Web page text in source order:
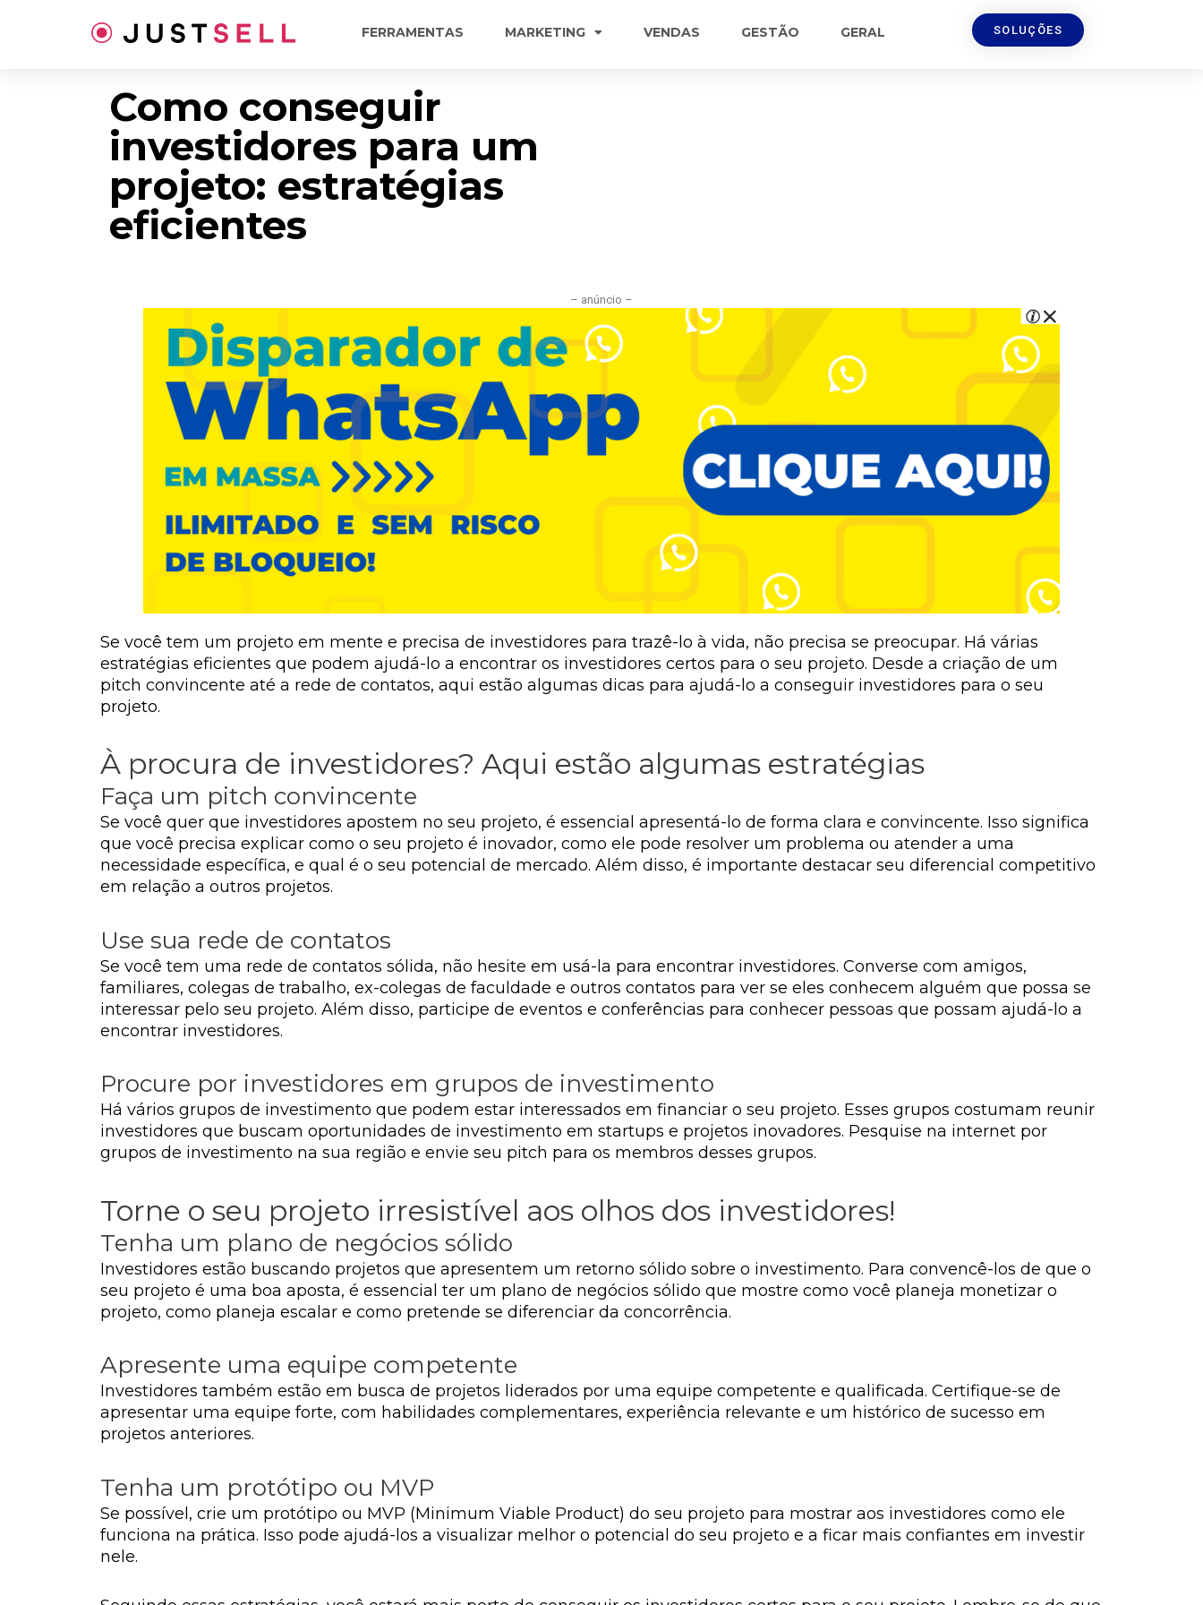
FERRAMENTAS MARKETING VENDAS GESTÃO GERAL SOLUÇÕES
Como conseguir
investidores para um
projeto: estratégias
eficientes
– anúncio –
Se você tem um projeto em mente e precisa de investidores para trazê-lo à vida, não precisa se preocupar. Há várias
estratégias eficientes que podem ajudá-lo a encontrar os investidores certos para o seu projeto. Desde a criação de um
pitch convincente até a rede de contatos, aqui estão algumas dicas para ajudá-lo a conseguir investidores para o seu
projeto.
À procura de investidores? Aqui estão algumas estratégias
Faça um pitch convincente
Se você quer que investidores apostem no seu projeto, é essencial apresentá-lo de forma clara e convincente. Isso significa
que você precisa explicar como o seu projeto é inovador, como ele pode resolver um problema ou atender a uma
necessidade específica, e qual é o seu potencial de mercado. Além disso, é importante destacar seu diferencial competitivo
em relação a outros projetos.
Use sua rede de contatos
Se você tem uma rede de contatos sólida, não hesite em usá-la para encontrar investidores. Converse com amigos,
familiares, colegas de trabalho, ex-colegas de faculdade e outros contatos para ver se eles conhecem alguém que possa se
interessar pelo seu projeto. Além disso, participe de eventos e conferências para conhecer pessoas que possam ajudá-lo a
encontrar investidores.
Procure por investidores em grupos de investimento
Há vários grupos de investimento que podem estar interessados em financiar o seu projeto. Esses grupos costumam reunir
investidores que buscam oportunidades de investimento em startups e projetos inovadores. Pesquise na internet por
grupos de investimento na sua região e envie seu pitch para os membros desses grupos.
Torne o seu projeto irresistível aos olhos dos investidores!
Tenha um plano de negócios sólido
Investidores estão buscando projetos que apresentem um retorno sólido sobre o investimento. Para convencê-los de que o
seu projeto é uma boa aposta, é essencial ter um plano de negócios sólido que mostre como você planeja monetizar o
projeto, como planeja escalar e como pretende se diferenciar da concorrência.
Apresente uma equipe competente
Investidores também estão em busca de projetos liderados por uma equipe competente e qualificada. Certifique-se de
apresentar uma equipe forte, com habilidades complementares, experiência relevante e um histórico de sucesso em
projetos anteriores.
Tenha um protótipo ou MVP
Se possível, crie um protótipo ou MVP (Minimum Viable Product) do seu projeto para mostrar aos investidores como ele
funciona na prática. Isso pode ajudá-los a visualizar melhor o potencial do seu projeto e a ficar mais confiantes em investir
nele.